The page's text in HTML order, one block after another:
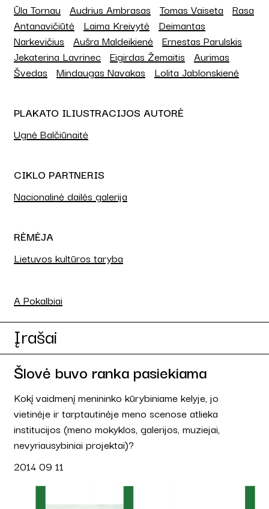
Ūla Tornau Audrius Ambrasas Tomas Vaiseta Rasa
Antanavičiūtė Laima Kreivytė Deimantas
Narkevičius Aušra Maldeikienė Ernestas Parulskis
Jekaterina Lavrinec Eigirdas Žemaitis Aurimas
Švedas Mindaugas Navakas Lolita Jablonskienė
PLAKATO ILIUSTRACIJOS AUTORĖ
Ugnė Balčiūnaitė
CIKLO PARTNERIS
Nacionalinė dailės galerija
RĖMĖJA
Lietuvos kultūros taryba
A Pokalbiai
Įrašai
Šlovė buvo ranka pasiekiama
Kokį vaidmenį menininko kūrybiniame kelyje, jo
vietinėje ir tarptautinėje meno scenose atlieka
institucijos (meno mokyklos, galerijos, muziejai,
nevyriausybiniai projektai)?
2014 09 11